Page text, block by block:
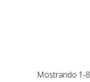
Mostrando 1-